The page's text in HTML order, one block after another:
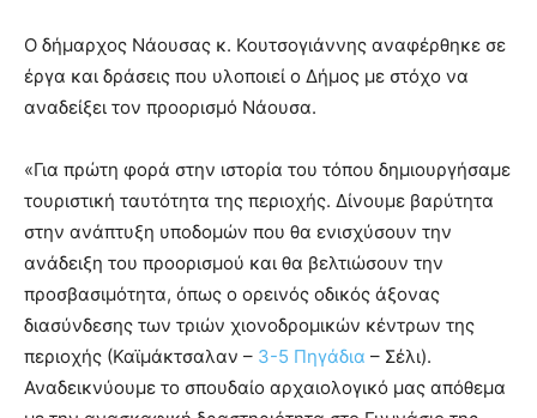
Ο δήμαρχος Νάουσας κ. Κουτσογιάννης αναφέρθηκε σε
έργα και δράσεις που υλοποιεί ο Δήμος με στόχο να
αναδείξει τον προορισμό Νάουσα.
«Για πρώτη φορά στην ιστορία του τόπου δημιουργήσαμε
τουριστική ταυτότητα της περιοχής. Δίνουμε βαρύτητα
στην ανάπτυξη υποδομών που θα ενισχύσουν την
ανάδειξη του προορισμού και θα βελτιώσουν την
προσβασιμότητα, όπως ο ορεινός οδικός άξονας
διασύνδεσης των τριών χιονοδρομικών κέντρων της
περιοχής (Καϊμάκτσαλαν – 3-5 Πηγάδια – Σέλι).
Αναδεικνύουμε το σπουδαίο αρχαιολογικό μας απόθεμα